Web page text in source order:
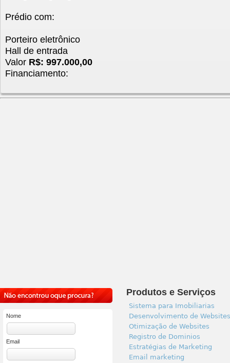
Prédio com:
Porteiro eletrônico
Hall de entrada
Valor R$: 997.000,00
Financiamento:
Nome
Email
Produtos e Serviços
Sistema para Imobiliarias
Desenvolvimento de Websites
Otimização de Websites
Registro de Dominios
Estratégias de Marketing
Email marketing